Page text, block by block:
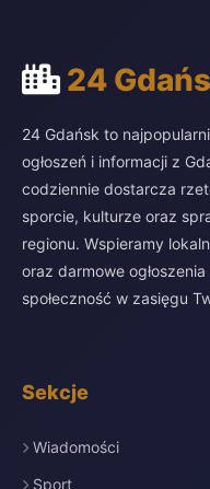
24
24 Gdańsk to
ogłoszeń i informacji z
codziennie dostarcza
sporcie, kulturze oraz
regionu. Wspieramy
oraz darmowe
społeczność w zasięgu
Sekcje
Wiadomości
Sport